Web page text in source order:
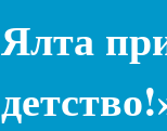
Ялта